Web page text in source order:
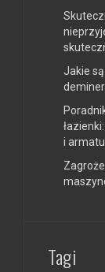
Jakie
i
Tagi